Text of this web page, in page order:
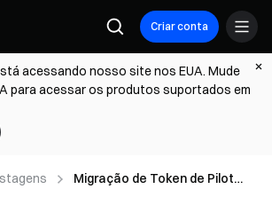
Criar conta
acessando nosso site nos EUA. Mude
para acessar os produtos suportados em
Migração de Token de Pilot